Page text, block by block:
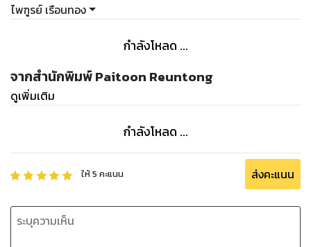
ไพฑูรย์ เรือนทอง
กำลังโหลด ...
จากสำนักพิมพ์ Paitoon Reuntong
ดูเพิ่มเติม
กำลังโหลด ...
ให้5 คะแนน ส่งคะแนน